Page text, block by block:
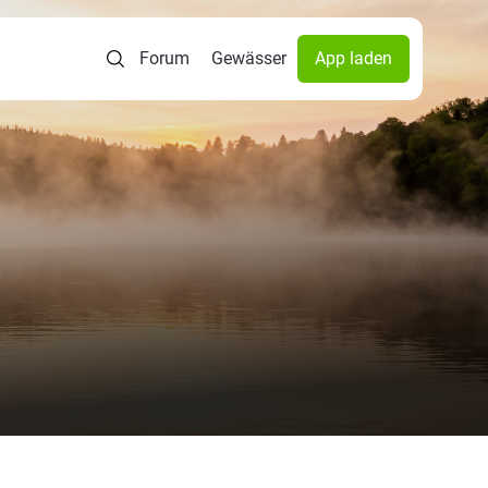
Forum Gewässer App laden